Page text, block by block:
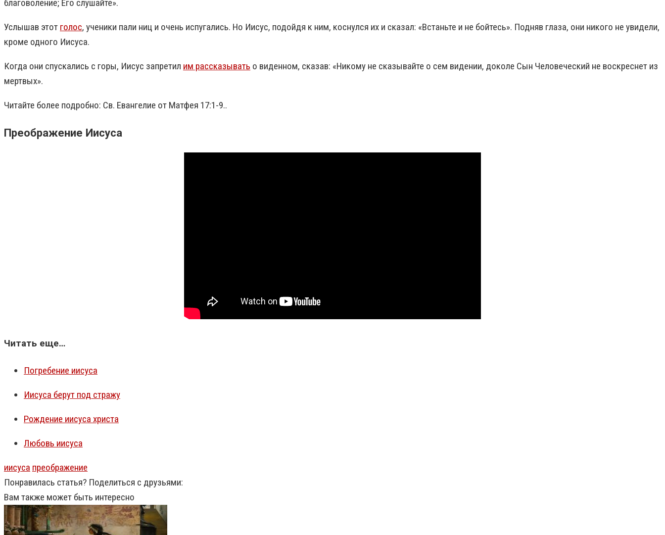
благоволение; Его слушайте».
Услышав этот голос, ученики пали ниц и очень испугались. Но Иисус, подойдя к ним, коснулся их и сказал: «Встаньте и не бойтесь». Подняв глаза, они никого не увидели,
кроме одного Иисуса.
Когда они спускались с горы, Иисус запретил им рассказывать о виденном, сказав: «Никому не сказывайте о сем видении, доколе Сын Человеческий не воскреснет из
мертвых».
Читайте более подробно: Св. Евангелие от Матфея 17:1-9..
Преображение Иисуса
Читать еще…
Погребение иисуса
Иисуса берут под стражу
Рождение иисуса христа
Любовь иисуса
иисуса преображение
Понравилась статья? Поделиться с друзьями:
Вам также может быть интересно